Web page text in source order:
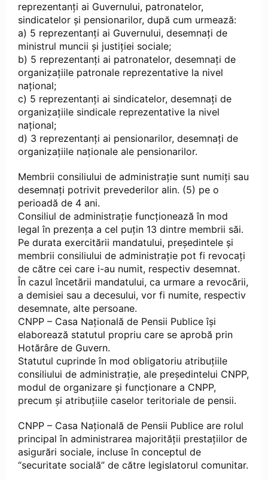
reprezentanți ai Guvernului, patronatelor,
sindicatelor şi pensionarilor, după cum urmează:
a) 5 reprezentanţi ai Guvernului, desemnaţi de
ministrul muncii şi justiției sociale;
b) 5 reprezentanţi ai patronatelor, desemnaţi de
organizaţiile patronale reprezentative la nivel
național;
c) 5 reprezentanţi ai sindicatelor, desemnaţi de
organizaţiile sindicale reprezentative la nivel
naţional;
d) 3 reprezentanţi ai pensionarilor, desemnaţi de
organizaţiile naționale ale pensionarilor.
Membrii consiliului de administraţie sunt numiți sau
desemnaţi potrivit prevederilor alin. (5) pe o
perioadă de 4 ani.
Consiliul de administraţie funcţionează în mod
legal în prezenţa a cel puţin 13 dintre membrii săi.
Pe durata exercitării mandatului, preşedintele şi
membrii consiliului de administraţie pot fi revocați
de către cei care i-au numit, respectiv desemnat.
În cazul încetării mandatului, ca urmare a revocării,
a demisiei sau a decesului, vor fi numite, respectiv
desemnate, alte persoane.
CNPP – Casa Națională de Pensii Publice își
elaborează statutul propriu care se aprobă prin
Hotărâre de Guvern.
Statutul cuprinde în mod obligatoriu atribuţiile
consiliului de administraţie, ale preşedintelui CNPP,
modul de organizare şi funcționare a CNPP,
precum şi atribuțiile caselor teritoriale de pensii.
CNPP – Casa Națională de Pensii Publice are rolul
principal în administrarea majorității prestațiilor de
asigurări sociale, incluse în conceptul de
“securitate socială” de către legislatorul comunitar.